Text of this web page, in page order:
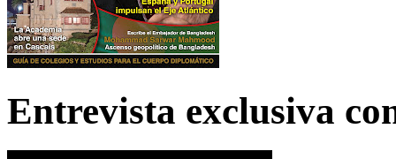
Entrevista exclusiva